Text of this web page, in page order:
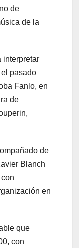
de
de la
interpretar
pasado
Fanlo, en
de
de
Blanch
en
que
con